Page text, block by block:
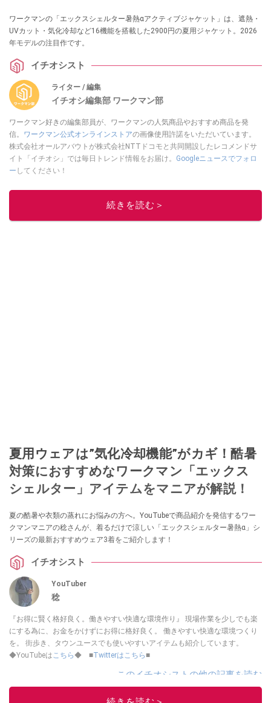
ワークマンの「エックスシェルター暑熱αアクティブジャケット」は、遮熱・
UVカット・気化冷却など16機能を搭載した2900円の夏用ジャケット。2026
年モデルの注目作です。
イチオシスト
ライター / 編集
イチオシ編集部 ワークマン部
ワークマン好きの編集部員が、ワークマンの人気商品やおすすめ商品を発
信。 ワークマン公式オンラインストアの画像使用許諾をいただいています。
株式会社オールアバウトが株式会社NTTドコモと共同開設したレコメンドサ
イト「イチオシ」では毎日トレンド情報をお届け。 Googleニュースでフォロ
ー してください！
このイチオシストの他の記事を読む
続きを読む＞
夏用ウェアは”気化冷却機能”がカギ！酷暑
対策におすすめなワークマン「エックス
シェルター」アイテムをマニアが解説！
夏の酷暑や衣類の蒸れにお悩みの方へ。YouTubeで商品紹介を発信するワー
クマンマニアの稔さんが、着るだけで涼しい「エックスシェルター暑熱α」シ
リーズの最新おすすめウェア3着をご紹介します！
イチオシスト
YouTuber
稔
『お得に賢く格好良く。働きやすい快適な環境作り』 現場作業を少しでも楽
にする為に、お金をかけずにお得に格好良く。 働きやすい快適な環境つくり
を。 街歩き、タウンユースでも使いやすいアイテムも紹介しています。
◆YouTubeはこちら◆ ■Twitterはこちら■
このイチオシストの他の記事を読む